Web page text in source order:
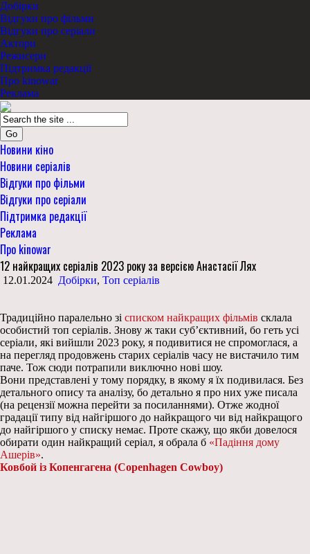
Добірки
Відгуки про фільми
Відгуки про серіали
Актори
Режисери
Підтримка редакції
Про kinowar
Реклама
Go
Новини кіно
Новини серіалів
Відгуки про фільми
Відгуки про серіали
Підтримка редакції
Реклама
Про kinowar
12 найкращих серіалів 2023 року за версією Анастасії Лях
12.01.2024 Добірки, Топ серіалів
Традиційно паралельно зі списком найкращих фільмів склала
особистий топ серіалів. Знову ж таки суб’єктивний, бо геть усі
серіали, які вийшли 2023 року, я подивитися не спромоглася, а
на перегляд продовжень старих серіалів часу не вистачило тим
паче. Тож сюди потрапили виключно нові шоу.
Вони представлені у тому порядку, в якому я їх подивилася. Без
детального опису та аналізу, бо детально я про них уже писала
(на рецензії можна перейти за посиланнями). Отже жодної
градації типу від найгіршого до найкращого чи від найкращого
до найгіршого у списку немає. Проте скажу, що якби довелося
обирати один найкращий серіал, я обрала б «Падіння дому
Ашерів».
Ковбой із Копенгагена (Copenhagen Cowboy)